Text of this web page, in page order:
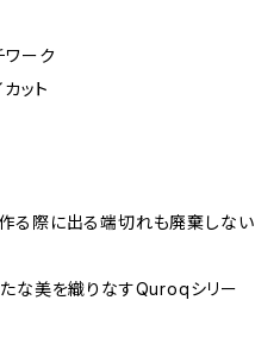
ワーク
ット
る際に出る端切れも廃棄しない
な美を織りなすQuroqシリー